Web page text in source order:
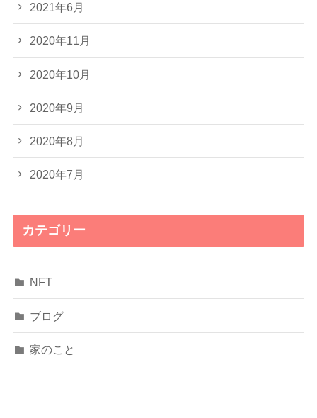
2021年6月
2020年11月
2020年10月
2020年9月
2020年8月
2020年7月
カテゴリー
NFT
ブログ
家のこと